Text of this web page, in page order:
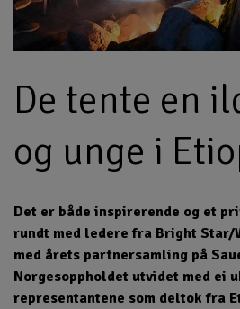
De tente en
og unge i
Det er både inspirerende og et
rundt med ledere fra Bright Star/
med årets partnersamling på
Norgesoppholdet utvidet med ei
representantene som deltok fra